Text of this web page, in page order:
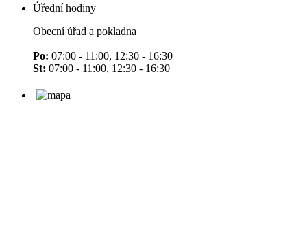
Úřední hodiny
Obecní úřad a pokladna
Po: 07:00 - 11:00, 12:30 - 16:30
St: 07:00 - 11:00, 12:30 - 16:30